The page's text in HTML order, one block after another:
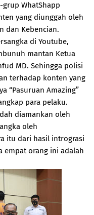
WhatShapp
yang diunggah oleh
dan Kebencian.
di Youtube,
mantan Ketua
MD. Sehingga polisi
terhadap konten yang
“Pasuruan Amazing”
para pelaku.
diamankan oleh
oleh
itu dari hasil intrograsi
empat orang ini adalah